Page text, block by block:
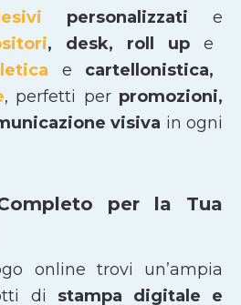
personalizzati e
, desk, roll up e
e cartellonistica,
, perfetti per promozioni,
visiva in ogni
per la Tua
online trovi un’ampia
di stampa digitale e